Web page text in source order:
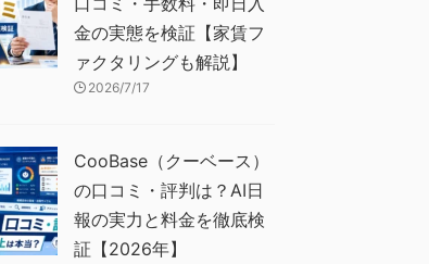
金の実態を検証【家賃フ
ァクタリングも解説】
2026/7/17
CooBase（クーベース）
の口コミ・評判は？AI日
報の実力と料金を徹底検
証【2026年】